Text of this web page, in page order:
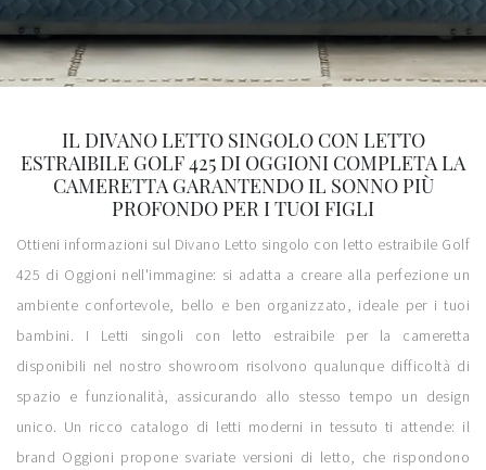
IL DIVANO LETTO SINGOLO CON LETTO
ESTRAIBILE GOLF 425 DI OGGIONI COMPLETA LA
CAMERETTA GARANTENDO IL SONNO PIÙ
PROFONDO PER I TUOI FIGLI
Ottieni informazioni sul Divano Letto singolo con letto estraibile Golf
425 di Oggioni nell'immagine: si adatta a creare alla perfezione un
ambiente confortevole, bello e ben organizzato, ideale per i tuoi
bambini. I Letti singoli con letto estraibile per la cameretta
disponibili nel nostro showroom risolvono qualunque difficoltà di
spazio e funzionalità, assicurando allo stesso tempo un design
unico. Un ricco catalogo di letti moderni in tessuto ti attende: il
brand Oggioni propone svariate versioni di letto, che rispondono